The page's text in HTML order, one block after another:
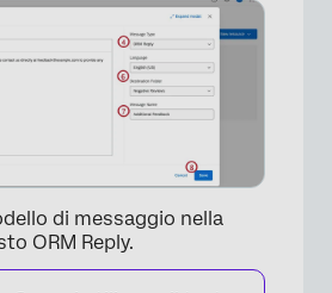
di messaggio nella
ORM Reply.